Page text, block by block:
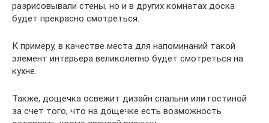
разрисовывали стены, но и в других комнатах доска
будет прекрасно смотреться.
К примеру, в качестве места для напоминаний такой
элемент интерьера великолепно будет смотреться на
кухне.
Также, дощечка освежит дизайн спальни или гостиной
за счет того, что на дощечке есть возможность